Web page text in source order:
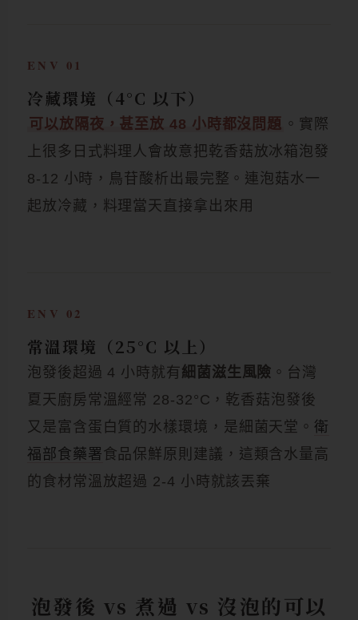
ENV 01
冷藏環境（4°C 以下）
可以放隔夜，甚至放 48 小時都沒問題 。實際
上很多日式料理人會故意把乾香菇放冰箱泡發
8-12 小時，鳥苷酸析出最完整。連泡菇水一
起放冷藏，料理當天直接拿出來用
ENV 02
常溫環境（25°C 以上）
泡發後超過 4 小時就有細菌滋生風險 。台灣
夏天廚房常溫經常 28-32°C，乾香菇泡發後
又是富含蛋白質的水樣環境，是細菌天堂。 衛
福部食藥署食品保鮮原則建議，這類含水量高
的食材常溫放超過 2-4 小時就該丟棄
泡發後 vs 煮過 vs 沒泡的可以